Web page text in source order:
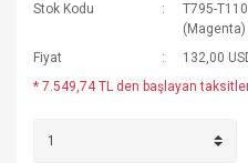
Stok Kodu
T795-
(Magenta)
Fiyat
132,00
* 7.549,74 TL den başlayan